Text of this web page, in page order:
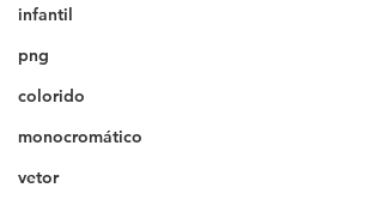
infantil
png
colorido
monocromático
vetor